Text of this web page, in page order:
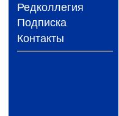
Редколлегия
Подписка
Контакты